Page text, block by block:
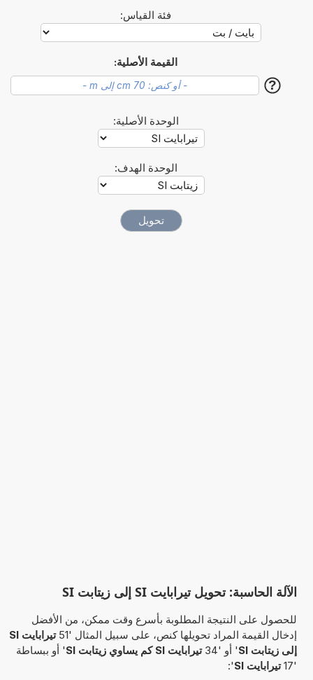
فئة القياس:
القيمة الأصلية:
?
الوحدة الأصلية:
الوحدة الهدف:
الآلة الحاسبة: تحويل تيرابايت SI إلى زيتابت SI
للحصول على النتيجة المطلوبة بأسرع وقت ممكن، من الأفضل
إدخال القيمة المراد تحويلها كنص، على سبيل المثال '51
تيرابايت SI
إلى زيتابت SI
' أو '34 تيرابايت SI كم يساوي زيتابت SI
' أو ببساطة
'17
تيرابايت SI
':